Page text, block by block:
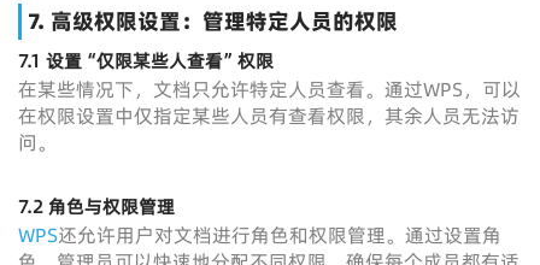
7. 高级权限设置：管理特定人员的权限
7.1 设置“仅限某些人查看”权限
在某些情况下，文档只允许特定人员查看。通过WPS，可以
在权限设置中仅指定某些人员有查看权限，其余人员无法访
问。
7.2 角色与权限管理
WPS还允许用户对文档进行角色和权限管理。通过设置角